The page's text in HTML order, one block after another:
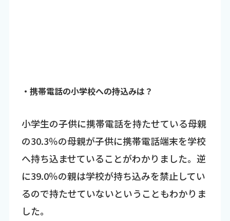
・携帯電話の小学校への持込みは？
小学生の子供に携帯電話を持たせている母親
の30.3％の母親が子供に携帯電話端末を学校
へ持ち込ませていることがわかりました。逆
に39.0％の親は学校が持ち込みを禁止してい
るので持たせていないということもわかりま
した。